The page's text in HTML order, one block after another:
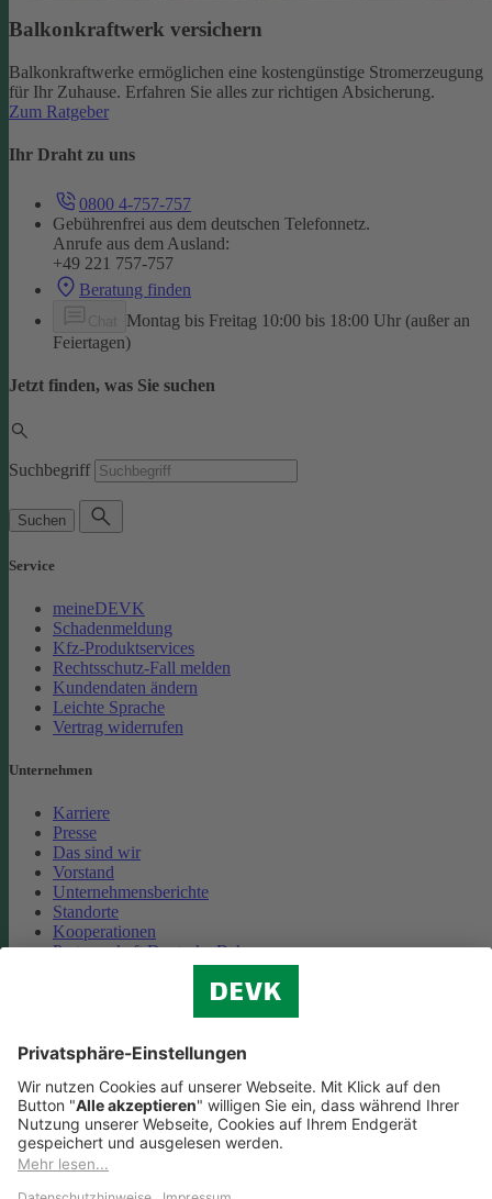
Balkonkraftwerk versichern
Balkonkraftwerke ermöglichen eine kostengünstige Stromerzeugung
für Ihr Zuhause. Erfahren Sie alles zur richtigen Absicherung.
Zum Ratgeber
Ihr Draht zu uns
0800 4-757-757
Gebührenfrei aus dem deutschen Telefonnetz.
Anrufe aus dem Ausland:
+49 221 757-757
Beratung finden
Montag bis Freitag 10:00 bis 18:00 Uhr (außer an
Feiertagen)
Jetzt finden, was Sie suchen
Suchbegriff
Suchen
Service
meineDEVK
Schadenmeldung
Kfz-Produktservices
Rechtsschutz-Fall melden
Kundendaten ändern
Leichte Sprache
Vertrag widerrufen
Unternehmen
Karriere
Presse
Das sind wir
Vorstand
Unternehmensberichte
Standorte
Kooperationen
Partnerschaft Deutsche Bahn
Cookie-Einstellungen
Datenschutz
Impressum
Streitbeilegung